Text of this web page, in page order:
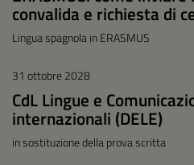
convalida e richiesta di
Lingua spagnola in ERASMUS
31 ottobre 2028
CdL Lingue e
internazionali (DELE)
in sostituzione della prova scritta